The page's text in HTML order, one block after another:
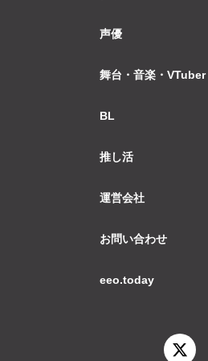
声優
舞台・音楽・VTuber
BL
推し活
運営会社
お問い合わせ
eeo.today